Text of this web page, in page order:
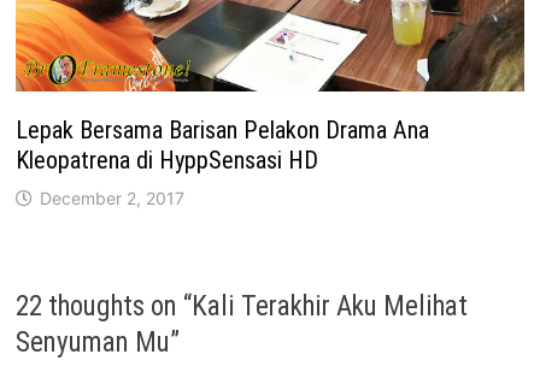
Lepak Bersama Barisan Pelakon Drama Ana
Kleopatrena di HyppSensasi HD
December 2, 2017
22 thoughts on “Kali Terakhir Aku Melihat
Senyuman Mu”